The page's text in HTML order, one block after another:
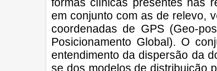
formas clínicas presentes nas
em conjunto com as de relevo,
coordenadas de GPS (Geo-
Posicionamento Global). O
entendimento da dispersão da
se dos modelos de distribuição